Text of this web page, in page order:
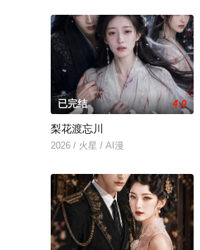
已完结 4.0
梨花渡忘川
2026 / 火星 / AI漫